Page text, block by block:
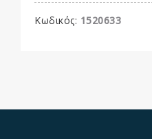
Κωδικός: 1520633